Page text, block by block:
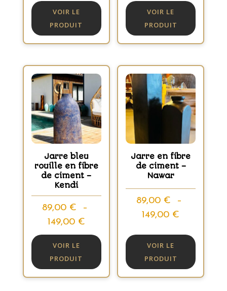
de
89,00 €
à
VOIR LE
PRODUIT
de
89,00 €
à
VOIR LE
PRODUIT
Jarre bleu
rouille en fibre
de ciment –
Kendi
89,00 €
–
149,00 €Plage
de
89,00 €
à
VOIR LE
PRODUIT
Jarre en fibre
de ciment –
Nawar
89,00 €
–
149,00 €
prix :
89,00 €
à
VOIR LE
PRODUIT